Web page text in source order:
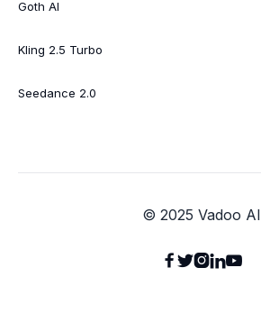
Goth AI
Kling 2.5 Turbo
Seedance 2.0
© 2025 Vadoo AI
 